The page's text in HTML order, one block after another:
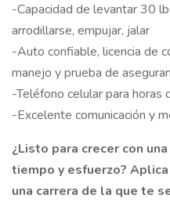
-Capacidad de levantar 30
arrodillarse, empujar, jalar
-Auto confiable, licencia de
manejo y prueba de
-Teléfono celular para
-Excelente comunicación y
¿Listo para crecer con
tiempo y esfuerzo?
una carrera de la que te